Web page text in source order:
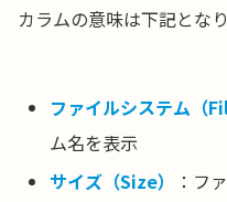
カラムの意味は下記となり
ファイルシステム（
ム名を表示
サイズ（Size）
：フ